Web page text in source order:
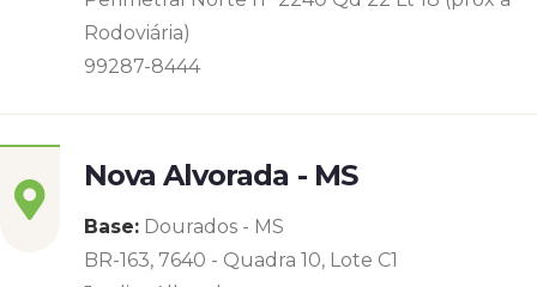
Rodoviária)
99287-8444
Nova Alvorada - MS
Base: Dourados - MS
BR-163, 7640 - Quadra 10, Lote C1